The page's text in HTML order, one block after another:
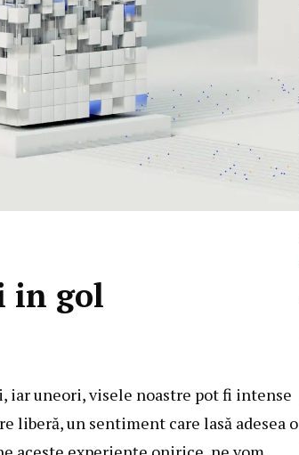
in gol
uneori, visele noastre pot fi intense
liberă, un sentiment care lasă adesea o